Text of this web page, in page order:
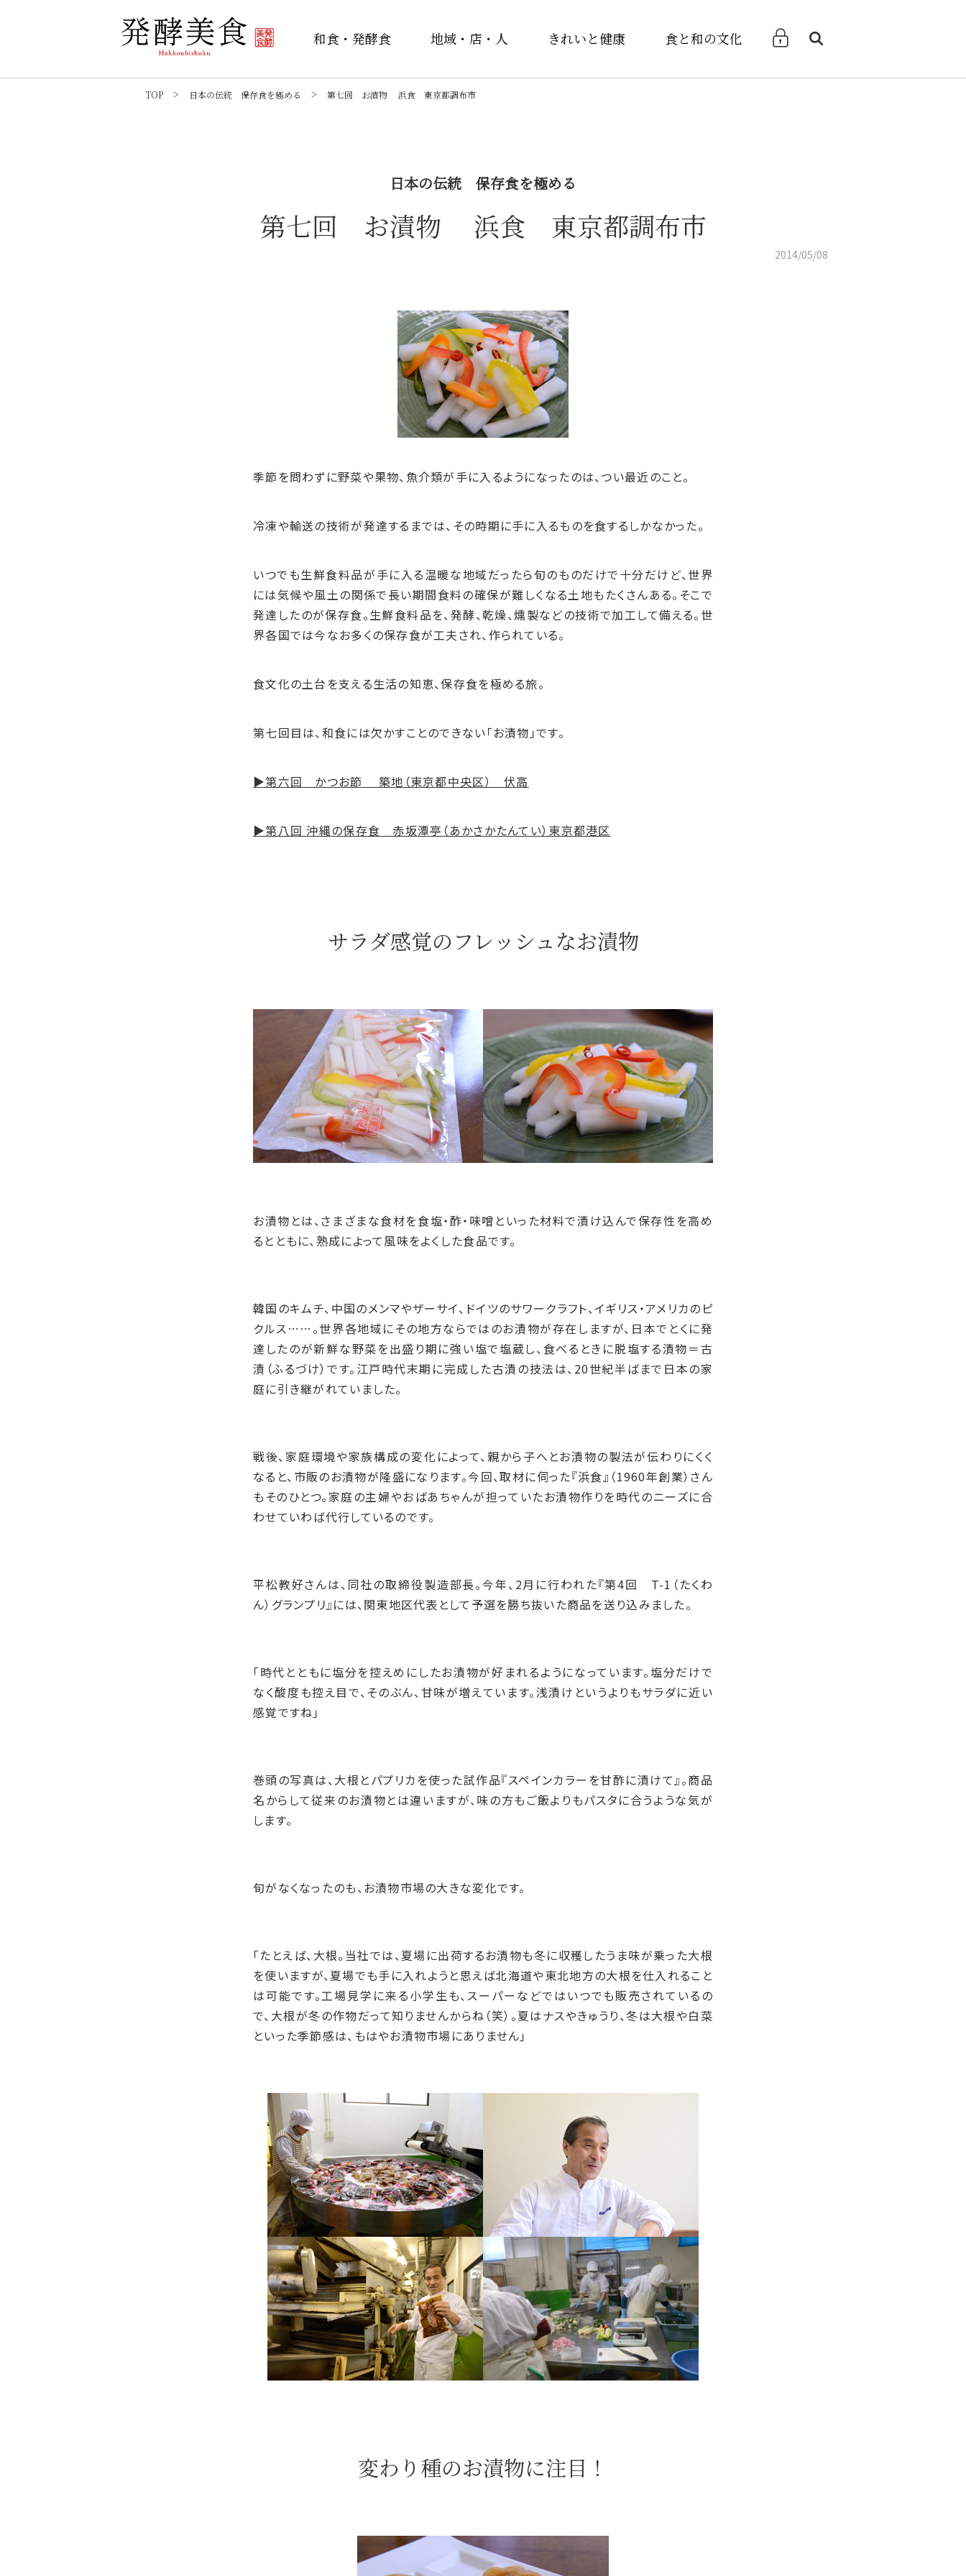
和食・発酵食 地域・店・人 きれいと健康 食と和の文化 検索
TOP 日本の伝統 保存食を極める 第七回 お漬物 浜食 東京都調布市
日本の伝統 保存食を極める
第七回 お漬物 浜食 東京都調布市
2014/05/08
季節を問わずに野菜や果物、魚介類が手に入るようになったのは、つい最近のこと。
冷凍や輸送の技術が発達するまでは、その時期に手に入るものを食するしかなかった。
いつでも生鮮食料品が手に入る温暖な地域だったら旬のものだけで十分だけど、世界
には気候や風土の関係で長い期間食料の確保が難しくなる土地もたくさんある。そこで
発達したのが保存食。生鮮食料品を、発酵、乾燥、燻製などの技術で加工して備える。世
界各国では今なお多くの保存食が工夫され、作られている。
食文化の土台を支える生活の知恵、保存食を極める旅。
第七回目は、和食には欠かすことのできない「お漬物」です。
▶第六回 かつお節 築地（東京都中央区） 伏高
▶第八回 沖縄の保存食 赤坂潭亭（あかさかたんてい）東京都港区
サラダ感覚のフレッシュなお漬物
お漬物とは、さまざまな食材を食塩・酢・味噌といった材料で漬け込んで保存性を高め
るとともに、熟成によって風味をよくした食品です。
韓国のキムチ、中国のメンマやザーサイ、ドイツのサワークラフト、イギリス・アメリカのピ
クルス……。世界各地域にその地方ならではのお漬物が存在しますが、日本でとくに発
達したのが新鮮な野菜を出盛り期に強い塩で塩蔵し、食べるときに脱塩する漬物＝古
漬（ふるづけ）です。江戸時代末期に完成した古漬の技法は、20世紀半ばまで日本の家
庭に引き継がれていました。
戦後、家庭環境や家族構成の変化によって、親から子へとお漬物の製法が伝わりにくく
なると、市販のお漬物が隆盛になります。今回、取材に伺った『浜食』（1960年創業）さん
もそのひとつ。家庭の主婦やおばあちゃんが担っていたお漬物作りを時代のニーズに合
わせていわば代行しているのです。
平松教好さんは、同社の取締役製造部長。今年、2月に行われた『第4回 T-1（たくわ
ん）グランプリ』には、関東地区代表として予選を勝ち抜いた商品を送り込みました。
「時代とともに塩分を控えめにしたお漬物が好まれるようになっています。塩分だけで
なく酸度も控え目で、そのぶん、甘味が増えています。浅漬けというよりもサラダに近い
感覚ですね」
巻頭の写真は、大根とパプリカを使った試作品『スペインカラーを甘酢に漬けて』。商品
名からして従来のお漬物とは違いますが、味の方もご飯よりもパスタに合うような気が
します。
旬がなくなったのも、お漬物市場の大きな変化です。
「たとえば、大根。当社では、夏場に出荷するお漬物も冬に収穫したうま味が乗った大根
を使いますが、夏場でも手に入れようと思えば北海道や東北地方の大根を仕入れること
は可能です。工場見学に来る小学生も、スーパーなどではいつでも販売されているの
で、大根が冬の作物だって知りませんからね（笑）。夏はナスやきゅうり、冬は大根や白菜
といった季節感は、もはやお漬物市場にありません」
変わり種のお漬物に注目！